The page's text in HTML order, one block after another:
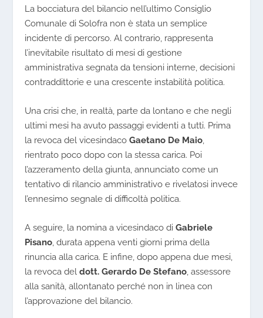
La bocciatura del bilancio nell’ultimo Consiglio
Comunale di Solofra non è stata un semplice
incidente di percorso. Al contrario, rappresenta
l’inevitabile risultato di mesi di gestione
amministrativa segnata da tensioni interne, decisioni
contraddittorie e una crescente instabilità politica.
Una crisi che, in realtà, parte da lontano e che negli
ultimi mesi ha avuto passaggi evidenti a tutti. Prima
la revoca del vicesindacoGaetano De Maio
rientrato poco dopo con la stessa carica. Poi
l’azzeramento della giunta, annunciato come un
tentativo di rilancio amministrativo e rivelatosi invece
l’ennesimo segnale di difficoltà politica.
A seguire, la nomina a vicesindaco diGabriele
Pisano , durata appena venti giorni prima della
rinuncia alla carica. E infine, dopo appena due mesi,
la revoca deldott. Gerardo De Stefano , assessore
alla sanità, allontanato perché non in linea con
l’approvazione del bilancio.